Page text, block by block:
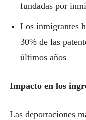
fundadas por
Los inmigrantes
30% de las
últimos años
Impacto en los
Las deportaciones